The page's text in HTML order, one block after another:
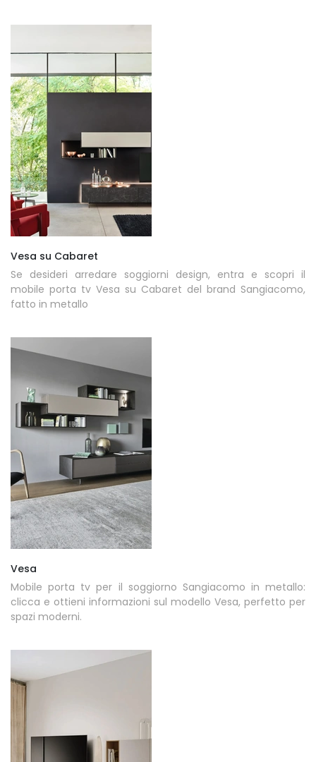
Vesa su Cabaret
Se desideri arredare soggiorni design, entra e scopri il
mobile porta tv Vesa su Cabaret del brand Sangiacomo,
fatto in metallo
Vesa
Mobile porta tv per il soggiorno Sangiacomo in metallo:
clicca e ottieni informazioni sul modello Vesa, perfetto per
spazi moderni.